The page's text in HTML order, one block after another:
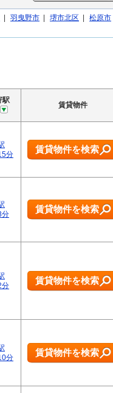
| 羽曳野市 | 堺市北区 | 松原市
駅
賃貸物件
分
賃貸物件を検索
分
賃貸物件を検索
分
賃貸物件を検索
分
賃貸物件を検索